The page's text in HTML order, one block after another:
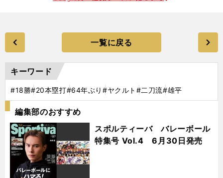
一覧に戻る
キーワード
#18勝#20本塁打#64年ぶり #ヤクルト #二刀流#雄平
編集部のおすすめ
スポルティーバ バレーボール
特集号 Vol.4 6月30日発売